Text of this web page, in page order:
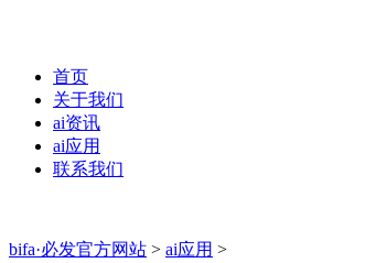
首页
关于我们
ai资讯
ai应用
联系我们
bifa·必发官方网站 > ai应用 >